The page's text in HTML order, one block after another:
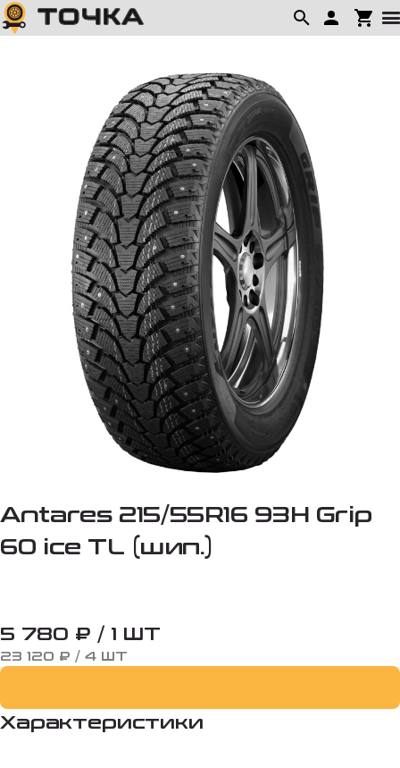
Antares 215/55R16 93H Grip
60 ice TL (шип.)
5 780 ₽ / 1 ШТ
23 120 ₽ / 4 ШТ
Характеристики